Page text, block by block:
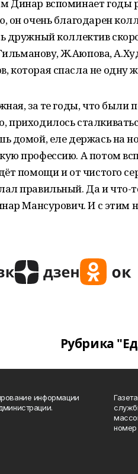
Динар вспоминает годы
он очень благодарен
дружный коллектив
Ж.Аюпова,
которая спасла не одну
за те годы, что
приходилось
домой, еле держась на
профессию. А потом
помощи и от чистого
правильный. Да и что-
Мансурович. И с этим
Рубрика
информации
номер